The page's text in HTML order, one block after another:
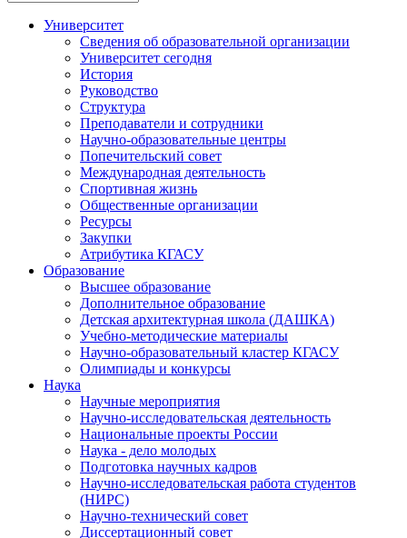
Университет
Сведения об образовательной организации
Университет сегодня
История
Руководство
Структура
Преподаватели и сотрудники
Научно-образовательные центры
Попечительский совет
Международная деятельность
Спортивная жизнь
Общественные организации
Ресурсы
Закупки
Атрибутика КГАСУ
Образование
Высшее образование
Дополнительное образование
Детская архитектурная школа (ДАШКА)
Учебно-методические материалы
Научно-образовательный кластер КГАСУ
Олимпиады и конкурсы
Наука
Научные мероприятия
Научно-исследовательская деятельность
Национальные проекты России
Наука - дело молодых
Подготовка научных кадров
Научно-исследовательская работа студентов
(НИРС)
Научно-технический совет
Диссертационный совет